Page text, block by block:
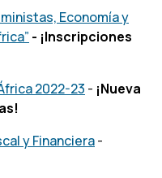
Economía y
- ¡Inscripciones
2022-23 - ¡Nueva
y Financiera-